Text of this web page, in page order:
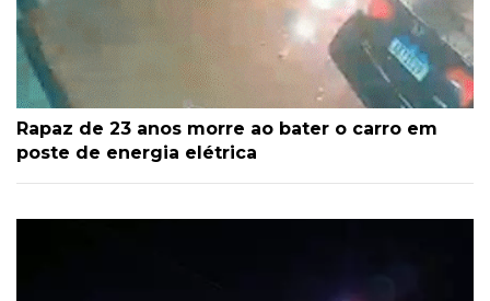
Rapaz de 23 anos morre ao bater o carro em
poste de energia elétrica